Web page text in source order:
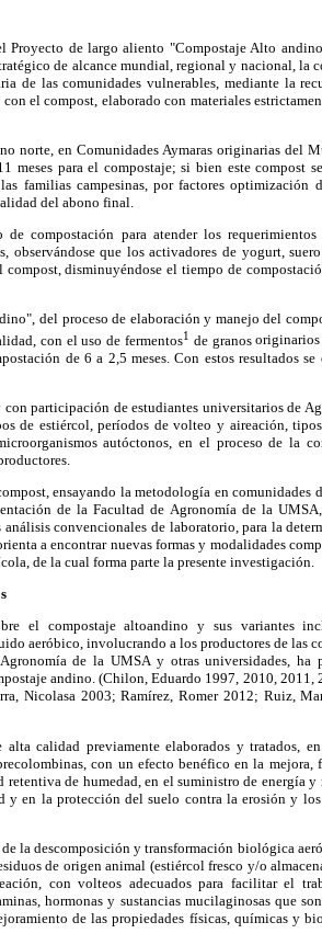
Proyecto de largo aliento "Compostaje Alto
de alcance mundial, regional y nacional, la
de las comunidades vulnerables, mediante la
el compost, elaborado con materiales
norte, en Comunidades Aymaras originarias del
meses para el compostaje; si bien este compost
familias campesinas, por factores optimización
del abono final.
compostación para atender los requerimientos
que los activadores de yogurt,
disminuyéndose el tiempo de
del proceso de elaboración y manejo del
con el uso de fermentos1 de granos
de 6 a 2,5 meses. Con estos resultados se
participación de estudiantes universitarios de
de estiércol, períodos de volteo y aireación,
autóctonos, en el proceso de la
ensayando la metodología en comunidades
de la Facultad de Agronomía de la
convencionales de laboratorio, para la
a encontrar nuevas formas y modalidades
de la cual forma parte la presente investigación.
el compostaje altoandino y sus variantes
aeróbico, involucrando a los productores de las
de la UMSA y otras universidades, ha
andino. (Chilon, Eduardo 1997, 2010, 2011,
Nicolasa 2003; Ramírez, Romer 2012; Ruiz,
calidad previamente elaborados y tratados,
con un efecto benéfico en la mejora,
de humedad, en el suministro de energía y
y en la protección del suelo contra la erosión y
la descomposición y transformación biológica
de origen animal (estiércol fresco y/o
con volteos adecuados para facilitar el
hormonas y sustancias mucilaginosas que
de las propiedades físicas, químicas y